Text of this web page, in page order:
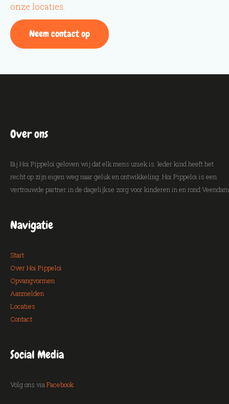
onze locaties.
Neem contact op
Over ons
Bij Hoi Pippeloi geloven wij dat elk mens uniek is. Ieder kind heeft het
recht op zijn eigen weg naar geluk en ontwikkeling. Hoi Pippeloi is een
vertrouwde partner in de dagelijkse zorg voor kinderen in en rond Veendam
Navigatie
Start
Over Hoi Pippeloi
Opvangvormen
Aanmelden
Locaties
Contact
Social Media
Volg ons via Facebook